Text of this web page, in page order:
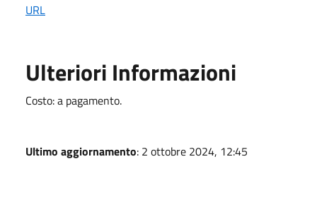
URL
Ulteriori Informazioni
Costo: a pagamento.
Ultimo aggiornamento: 2 ottobre 2024, 12:45